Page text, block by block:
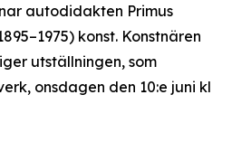
autodidakten Primus
konst. Konstnären
utställningen, som
onsdagen den 10:e juni kl